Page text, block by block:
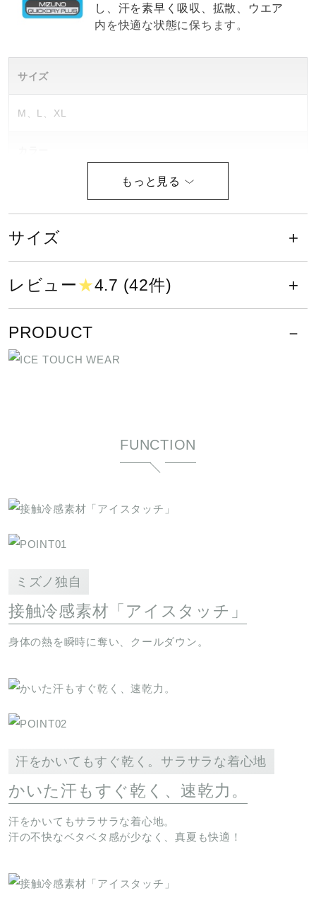
ジュニア／キッズ
その他
サポート
直営店一覧
し、汗を素早く吸収、拡散、ウエア
内を快適な状態に保ちます。
サイズ
M、L、XL
09：ブラック
14：ネイビー
素材
原産国
サイズ
レビュー★4.7 (42件)
PRODUCT
FUNCTION
ミズノ独自
接触冷感素材「アイスタッチ」
身体の熱を瞬時に奪い、クールダウン。
汗をかいてもすぐ乾く。サラサラな着心地
かいた汗もすぐ乾く、速乾力。
汗をかいてもサラサラな着心地。
汗の不快なベタベタ感が少なく、真夏も快適！